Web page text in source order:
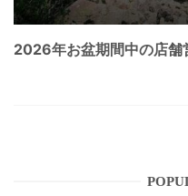
2026年お盆期間中の店舗